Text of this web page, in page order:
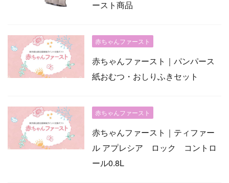
ースト商品
赤ちゃんファースト
赤ちゃんファースト｜パンパース
紙おむつ・おしりふきセット
赤ちゃんファースト
赤ちゃんファースト｜ティファー
ル アプレシア ロック コントロ
ール0.8L